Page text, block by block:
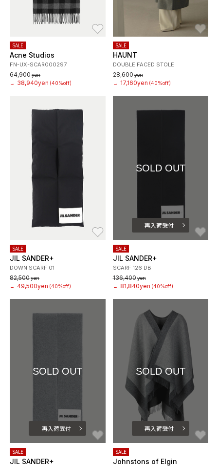
SALE
Acne Studios
FN-UX-SCAR000297
64,900yen
→
38,940yen (40%off)
SALE
HAUNT
DOUBLE FACED STOLE
28,600yen
→
17,160yen (40%off)
SALE
JIL SANDER+
DOWN SCARF 01
82,500yen
→ 49,500yen (40%off)
SOLD OUT
再入荷受付
SALE
JIL SANDER+
SCARF 126 DB
136,400yen
→
81,840yen (40%off)
SOLD OUT
再入荷受付
SALE
JIL SANDER+
SOLD OUT
再入荷受付
SALE
Johnstons of Elgin